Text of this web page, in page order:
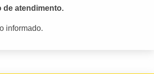
de atendimento.
informado.